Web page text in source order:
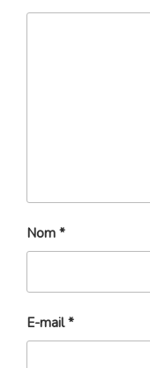
Nom *
E-mail*